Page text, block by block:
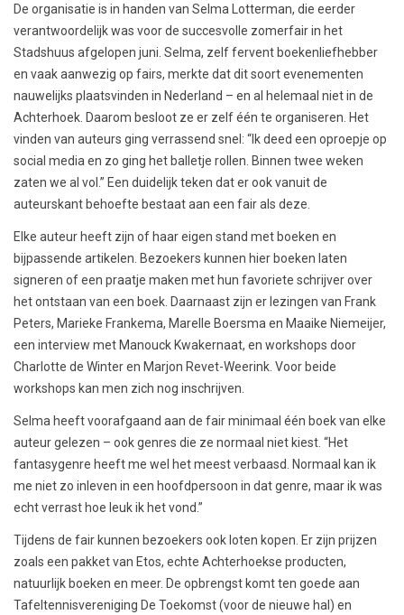
De organisatie is in handen van Selma Lotterman, die eerder
verantwoordelijk was voor de succesvolle zomerfair in het
Stadshuus afgelopen juni. Selma, zelf fervent boekenliefhebber
en vaak aanwezig op fairs, merkte dat dit soort evenementen
nauwelijks plaatsvinden in Nederland – en al helemaal niet in de
Achterhoek. Daarom besloot ze er zelf één te organiseren. Het
vinden van auteurs ging verrassend snel: “Ik deed een oproepje op
social media en zo ging het balletje rollen. Binnen twee weken
zaten we al vol.” Een duidelijk teken dat er ook vanuit de
auteurskant behoefte bestaat aan een fair als deze.
Elke auteur heeft zijn of haar eigen stand met boeken en
bijpassende artikelen. Bezoekers kunnen hier boeken laten
signeren of een praatje maken met hun favoriete schrijver over
het ontstaan van een boek. Daarnaast zijn er lezingen van Frank
Peters, Marieke Frankema, Marelle Boersma en Maaike Niemeijer,
een interview met Manouck Kwakernaat, en workshops door
Charlotte de Winter en Marjon Revet-Weerink. Voor beide
workshops kan men zich nog inschrijven.
Selma heeft voorafgaand aan de fair minimaal één boek van elke
auteur gelezen – ook genres die ze normaal niet kiest. “Het
fantasygenre heeft me wel het meest verbaasd. Normaal kan ik
me niet zo inleven in een hoofdpersoon in dat genre, maar ik was
echt verrast hoe leuk ik het vond.”
Tijdens de fair kunnen bezoekers ook loten kopen. Er zijn prijzen
zoals een pakket van Etos, echte Achterhoekse producten,
natuurlijk boeken en meer. De opbrengst komt ten goede aan
Tafeltennisvereniging De Toekomst (voor de nieuwe hal) en